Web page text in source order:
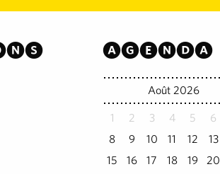
Agenda
Août 2026
1 2 3 4 5 6
8
9 10 11 12 13
15
16 17 18 19 20